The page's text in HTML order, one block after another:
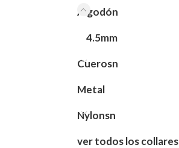
Algodón
4.5mm
Cuerosn
Metal
Nylonsn
ver todos los collares